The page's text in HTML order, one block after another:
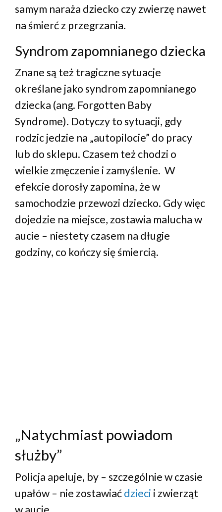
samym naraża dziecko czy zwierzę nawet
na śmierć z przegrzania.
Syndrom zapomnianego dziecka
Znane są też tragiczne sytuacje
określane jako syndrom zapomnianego
dziecka (ang. Forgotten Baby
Syndrome). Dotyczy to sytuacji, gdy
rodzic jedzie na „autopilocie” do pracy
lub do sklepu. Czasem też chodzi o
wielkie zmęczenie i zamyślenie. W
efekcie dorosły zapomina, że w
samochodzie przewozi dziecko. Gdy więc
dojedzie na miejsce, zostawia malucha w
aucie – niestety czasem na długie
godziny, co kończy się śmiercią.
„Natychmiast powiadom
służby”
Policja apeluje, by – szczególnie w czasie
upałów – nie zostawiaćdzieci i zwierząt